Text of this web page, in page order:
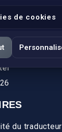
de cookies
du